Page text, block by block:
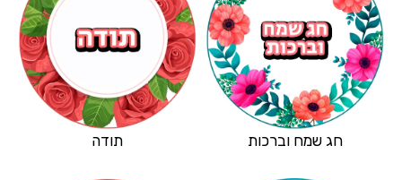
חג שמח וברכות תודה